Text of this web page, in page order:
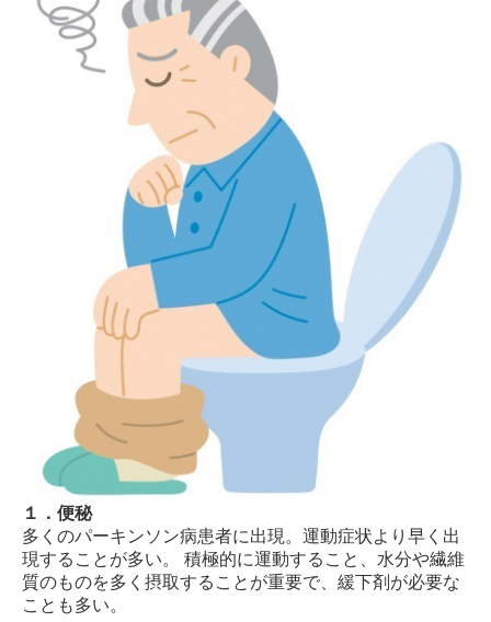
１．便秘
多くのパーキンソン病患者に出現。運動症状より早く出
現することが多い。 積極的に運動すること、水分や繊維
質のものを多く摂取することが重要で、緩下剤が必要な
ことも多い。